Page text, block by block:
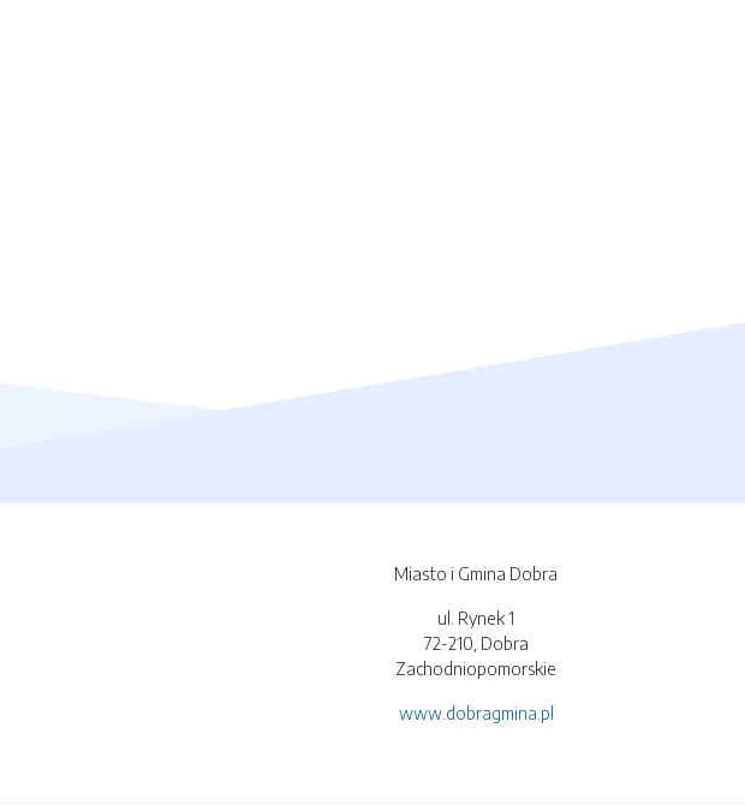
Miasto i Gmina Dobra
ul. Rynek 1
72-210, Dobra
Zachodniopomorskie
www.dobragmina.pl